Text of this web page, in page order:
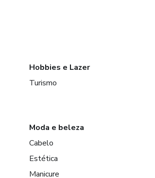
Hobbies e Lazer
Turismo
Moda e beleza
Cabelo
Estética
Manicure